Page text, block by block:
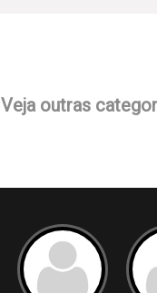
Veja outras